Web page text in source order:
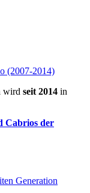
(2007-2014)
wird seit 2014 in
Cabrios der
Generation